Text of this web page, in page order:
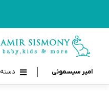
امیر سیسمونی